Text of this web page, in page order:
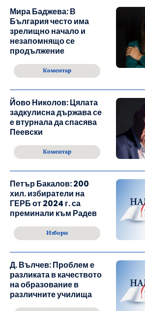
Мира Баджева: В
България често има
зрелищно начало и
незапомнящо се
продължение
Коментар
Йово Николов: Цялата
задкулисна държава се
е втурнала да спасява
Пеевски
Коментар
Петър Бакалов: 200
хил. избиратели на
ГЕРБ от 2024 г. са
преминали към Радев
Избори
Д. Вълчев: Проблем е
разликата в качеството
на образование в
различните училища